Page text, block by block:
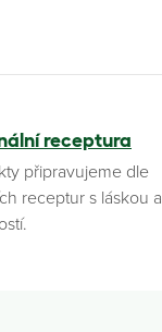
receptura
připravujeme dle
receptur s láskou a